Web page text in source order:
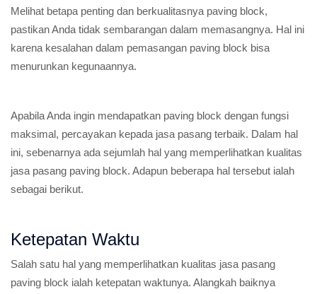
Melihat betapa penting dan berkualitasnya paving block,
pastikan Anda tidak sembarangan dalam memasangnya. Hal ini
karena kesalahan dalam pemasangan paving block bisa
menurunkan kegunaannya.
Apabila Anda ingin mendapatkan paving block dengan fungsi
maksimal, percayakan kepada jasa pasang terbaik. Dalam hal
ini, sebenarnya ada sejumlah hal yang memperlihatkan kualitas
jasa pasang paving block. Adapun beberapa hal tersebut ialah
sebagai berikut.
Ketepatan Waktu
Salah satu hal yang memperlihatkan kualitas jasa pasang
paving block ialah ketepatan waktunya. Alangkah baiknya